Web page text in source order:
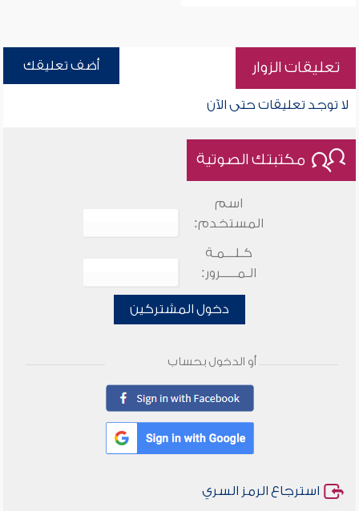
تعليقات الزوار أضف تعليقك
لا توجد تعليقات حتى الآن
مكتبتك الصوتية
اسم
المستخدم:
كـلـــمـة
الـمـــــرور:
دخول المشتركين
أو الدخول بحساب
استرجاع الرمز السري